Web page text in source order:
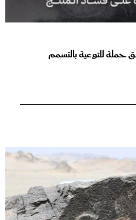
حملة للتوعية بالتسمم